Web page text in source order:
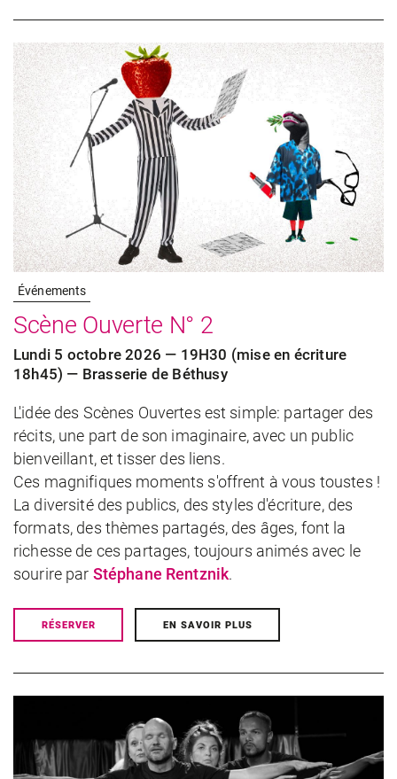
Événements
Scène Ouverte N° 2
Lundi 5 octobre 2026 — 19H30 (mise en écriture
18h45) — Brasserie de Béthusy
L'idée des Scènes Ouvertes est simple: partager des
récits, une part de son imaginaire, avec un public
bienveillant, et tisser des liens.
Ces magnifiques moments s'offrent à vous toustes !
La diversité des publics, des styles d'écriture, des
formats, des thèmes partagés, des âges, font la
richesse de ces partages, toujours animés avec le
sourire par Stéphane Rentznik.
RÉSERVER EN SAVOIR PLUS